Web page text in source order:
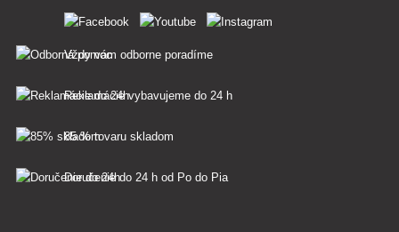
Vždy vám odborne poradíme
Reklamácie vybavujeme do 24 h
85 % tovaru skladom
Doručenie do 24 h od Po do Pia